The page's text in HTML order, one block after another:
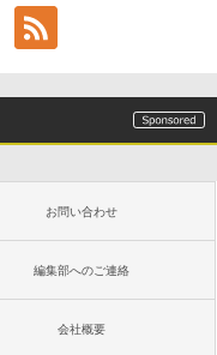
調節ライト、12週間
広告なし、メタリック
、色調調節ライト、12
、広告なし、ブラッ
| 16GBストレ
お問い合わせ
編集部へのご連絡
会社概要